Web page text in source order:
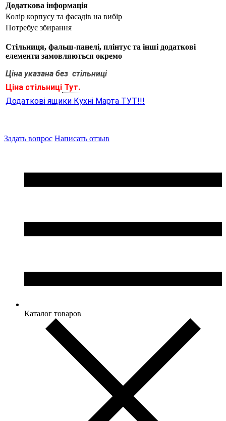
Додаткова інформація
Колір корпусу та фасадів на вибір
Потребує збирання
Стільниця, фальш-панелі, плінтус та інші додаткові
елементи замовляються окремо
Ціна указана без стільниці
Ціна стільниці Тут.
Додаткові ящики Кухні Марта ТУТ!!!
Задать вопрос Написать отзыв
Каталог товаров